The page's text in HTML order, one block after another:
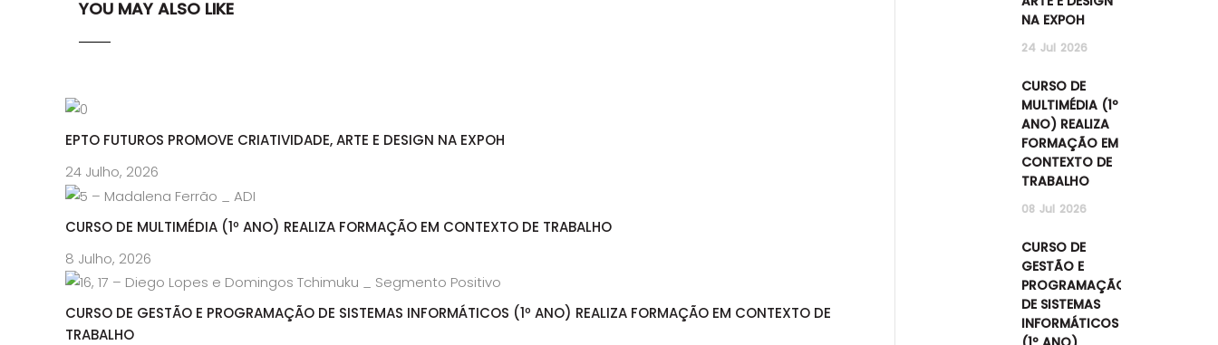
YOU MAY ALSO LIKE
EPTO FUTUROS PROMOVE CRIATIVIDADE, ARTE E DESIGN NA EXPOH
24 Julho, 2026
CURSO DE MULTIMÉDIA (1º ANO) REALIZA FORMAÇÃO EM CONTEXTO DE TRABALHO
8 Julho, 2026
CURSO DE GESTÃO E PROGRAMAÇÃO DE SISTEMAS INFORMÁTICOS (1º ANO) REALIZA FORMAÇÃO EM CONTEXTO DE
TRABALHO
NA EXPOH
24 Jul 2026
CURSO DE
MULTIMÉDIA (1º
ANO) REALIZA
FORMAÇÃO EM
CONTEXTO DE
TRABALHO
08 Jul 2026
CURSO DE
GESTÃO E
PROGRAMAÇÃO
DE SISTEMAS
INFORMÁTICOS